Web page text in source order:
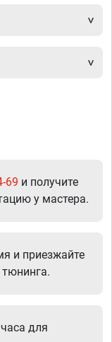
69 и получите
у мастера.
и приезжайте
тюнинга.
для